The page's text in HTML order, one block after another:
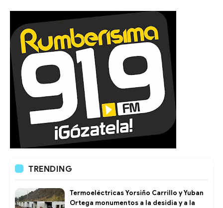
TRENDING
Termoeléctricas Yorsiño Carrillo y Yuban
Ortega monumentos a la desidia y a la